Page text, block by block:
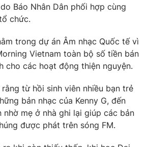
Báo Nhân Dân phối hợp cùng
chức.
trong dự án Âm nhạc Quốc tế vì
Vietnam toàn bộ số tiền bán
cho các hoạt động thiện nguyện.
từ hồi sinh viên nhiều bạn trẻ
bản nhạc của Kenny G, đến
nhờ mẹ ở nhà ghi lại giúp các bản
được phát trên sóng FM.